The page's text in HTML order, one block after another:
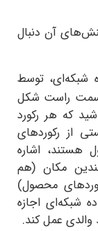
دنبال
توسط
شکل
رکورد
اشاره
(هم
اجازه
کند.